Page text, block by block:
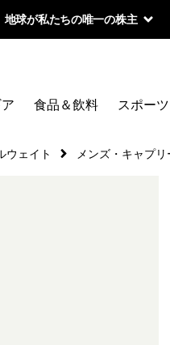
地球が私たちの唯一の株主
食品＆飲料 スポーツ
ウェイト メンズ・キャプ